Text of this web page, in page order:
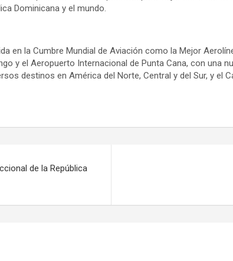
Dominicana y el mundo.
en la Cumbre Mundial de Aviación como la Mejor
y el Aeropuerto Internacional de Punta Cana, con una
destinos en América del Norte, Central y del Sur, y el
de la República